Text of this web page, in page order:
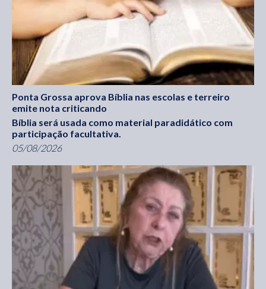
Ponta Grossa aprova Bíblia nas escolas e terreiro
emite nota criticando
Bíblia será usada como material paradidático com
participação facultativa.
05/08/2026